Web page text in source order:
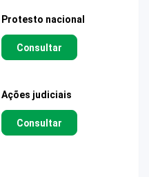
Protesto nacional
Consultar
Ações judiciais
Consultar